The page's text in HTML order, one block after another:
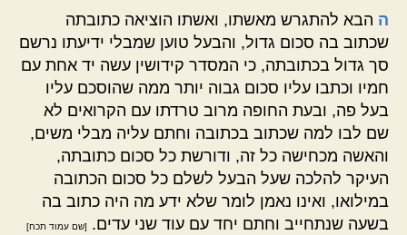
ה הבא להתגרש מאשתו, ואשתו הוציאה כתובתה
שכתוב בה סכום גדול, והבעל טוען שמבלי ידיעתו נרשם
סך גדול בכתובתה, כי המסדר קידושין עשה יד אחת עם
חמיו וכתבו עליו סכום גבוה יותר ממה שהוסכם עליו
בעל פה, ובעת החופה מרוב טרדתו עם הקרואים לא
שם לבו למה שכתוב בכתובה וחתם עליה מבלי משים,
והאשה מכחישה כל זה, ודורשת כל סכום כתובתה,
העיקר להלכה שעל הבעל לשלם כל סכום הכתובה
במילואו, ואינו נאמן לומר שלא ידע מה היה כתוב בה
בשעה שנתחייב וחתם יחד עם עוד שני עדים.
[שם עמוד תכח]